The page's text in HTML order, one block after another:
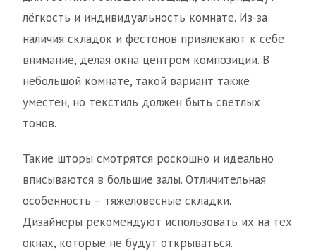
лёгкость и индивидуальность комнате. Из-за
наличия складок и фестонов привлекают к себе
внимание, делая окна центром композиции. В
небольшой комнате, такой вариант также
уместен, но текстиль должен быть светлых
тонов.
Такие шторы смотрятся роскошно и идеально
вписываются в большие залы. Отличительная
особенность – тяжеловесные складки.
Дизайнеры рекомендуют использовать их на тех
окнах, которые не будут открываться.